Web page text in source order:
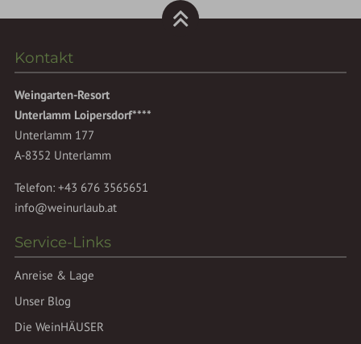
Kontakt
Weingarten-Resort
Unterlamm Loipersdorf****
Unterlamm 177
A-8352 Unterlamm
Telefon:+43 676 3565651
info@weinurlaub.at
Service-Links
Anreise & Lage
Unser Blog
Die WeinHÄUSER